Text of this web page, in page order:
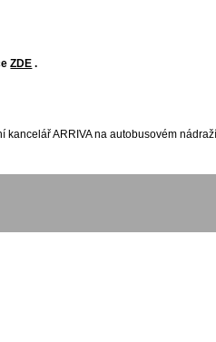
ZDE .
kancelář ARRIVA na autobusovém